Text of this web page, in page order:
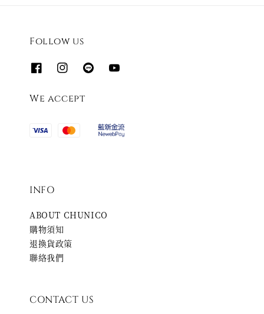
Follow us
We accept
INFO
ABOUT CHUNICO
購物須知
退換貨政策
聯絡我們
CONTACT US